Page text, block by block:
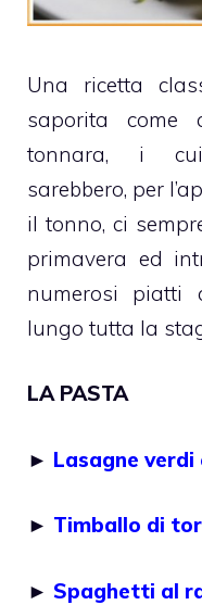
Una ricetta
saporita come
tonnara, i cui
sarebbero, per
il tonno, ci
primavera ed
numerosi piatti
lungo tutta la
LA PASTA
► Lasagne
► Timballo di
► Spaghetti al